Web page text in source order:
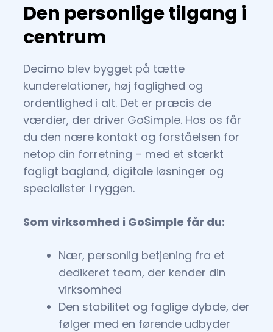
Den personlige tilgang i
centrum
Decimo blev bygget på tætte
kunderelationer, høj faglighed og
ordentlighed i alt. Det er præcis de
værdier, der driver GoSimple. Hos os får
du den nære kontakt og forståelsen for
netop din forretning – med et stærkt
fagligt bagland, digitale løsninger og
specialister i ryggen.
Som virksomhed i GoSimple får du:
Nær, personlig betjening fra et
dedikeret team, der kender din
virksomhed
Den stabilitet og faglige dybde, der
følger med en førende udbyder